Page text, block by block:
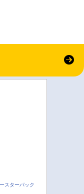
スターパック